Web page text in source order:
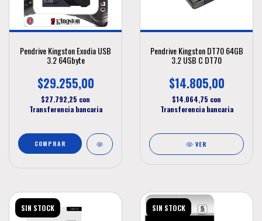
Pendrive Kingston Exodia USB
3.2 64Gbyte
$29.255,00
$27.792,25 con
Transferencia bancaria
Pendrive Kingston DT70 64GB
3.2 USB C DT70
$14.805,00
$14.064,75 con
Transferencia bancaria
VER
SIN STOCK SIN STOCK